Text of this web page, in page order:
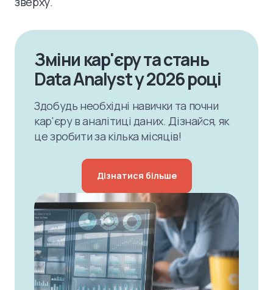
Зміни кар'єру та стань
Data Analyst у 2026 році
Здобудь необхідні навички та почни
кар'єру в аналітиці даних. Дізнайся, як
це зробити за кілька місяців!
Дізнатися більше